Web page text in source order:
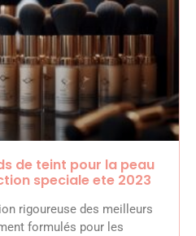
de teint pour la peau
speciale ete 2023
rigoureuse des meilleurs
formulés pour les